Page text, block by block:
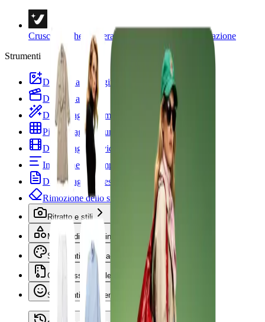
Cruscotto Vheer
Liberare la creatività e l'immaginazione
Strumenti
Da testo a immagine
Da testo a video
Da immagine a immagine
Più immagini in un'immagine
Da immagine a video
Immagine a Prompt
Da immagine a testo
Rimozione dello sfondo
Ritratto e stili
Modelli di immagine
Strumenti di immagine
Compressori di file
Strumenti per le emoji